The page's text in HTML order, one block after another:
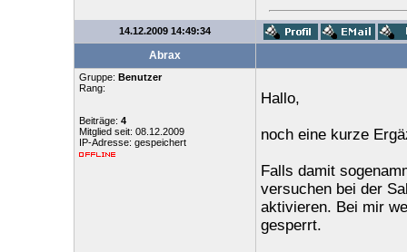
14.12.2009 14:49:34
Abrax
Gruppe: Benutzer
Rang:
Beiträge: 4
Mitglied seit: 08.12.2009
IP-Adresse: gespeichert
Hallo,
noch eine kurze
Falls damit
versuchen bei der
aktivieren. Bei mir
gesperrt.